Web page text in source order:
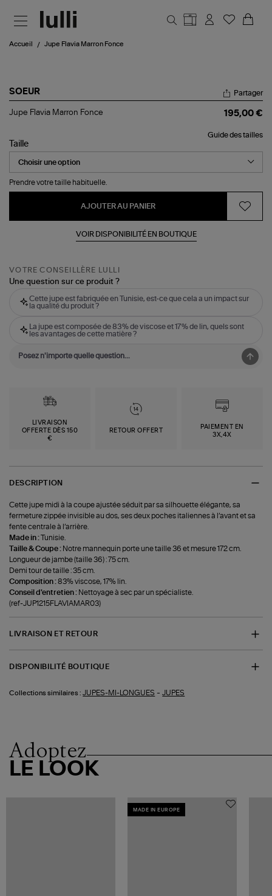
Accueil Jupe Flavia Marron Fonce
SOEUR
Jupe
Fonce
Partager
Jupe Flavia Marron Fonce 195,00 €
Guide des tailles
Taille
Prendre votre taille habituelle.
AJOUTER AU PANIER
VOIR DISPONIBILITÉ EN BOUTIQUE
VOTRE CONSEILLÈRE LULLI
Une question sur ce produit ?
Cette jupe est fabriquée en Tunisie, est-ce que cela a un impact sur
la qualité du produit ?
La jupe est composée de 83% de viscose et 17% de lin, quels sont
les avantages de cette matière ?
LIVRAISON
OFFERTE DÈS 150
€
RETOUR OFFERT
PAIEMENT EN
3X,4X
DESCRIPTION
Cette jupe midi à la coupe ajustée séduit par sa silhouette élégante, sa
fermeture zippée invisible au dos, ses deux poches italiennes à l’avant et sa
fente centrale à l’arrière.
Made in :
Tunisie.
Taille & Coupe : Notre mannequin porte une taille 36 et mesure 172 cm.
Longueur de jambe (taille 36) : 75 cm.
Demi tour de taille : 35 cm.
Composition :83% viscose, 17% lin.
Conseil d'entretien : Nettoyage à sec par un spécialiste.
(ref-JUP1215FLAVIAMAR03)
LIVRAISON ET RETOUR
DISPONIBILITÉ BOUTIQUE
Collections similaires : JUPES-MI-LONGUES -JUPES
Adoptez
LE LOOK
MADE IN EUROPE